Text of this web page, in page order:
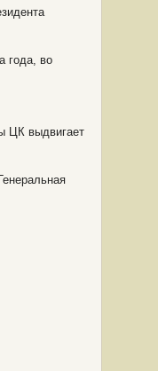
года, во
ЦК выдвигает